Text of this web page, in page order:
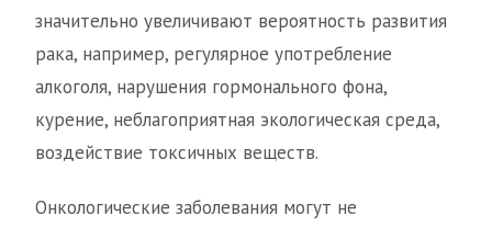
значительно увеличивают вероятность развития
рака, например, регулярное употребление
алкоголя, нарушения гормонального фона,
курение, неблагоприятная экологическая среда,
воздействие токсичных веществ.
Онкологические заболевания могут не